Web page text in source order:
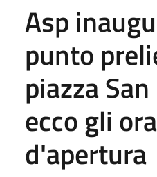
Asp
punto
piazza
ecco gli
d'apertura